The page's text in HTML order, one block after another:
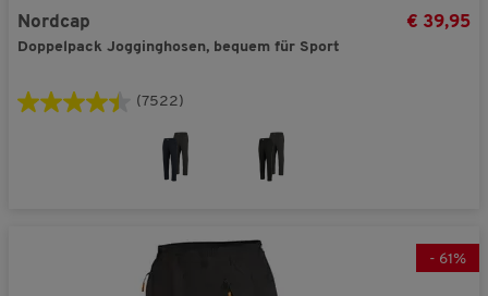
Nordcap
Doppelpack Jogginghosen, bequem für Sport
€ 39,95
(7522)
- 61%